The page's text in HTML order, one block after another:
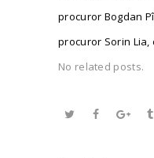
procuror Bogdan
procuror Sorin Lia,
No related posts.